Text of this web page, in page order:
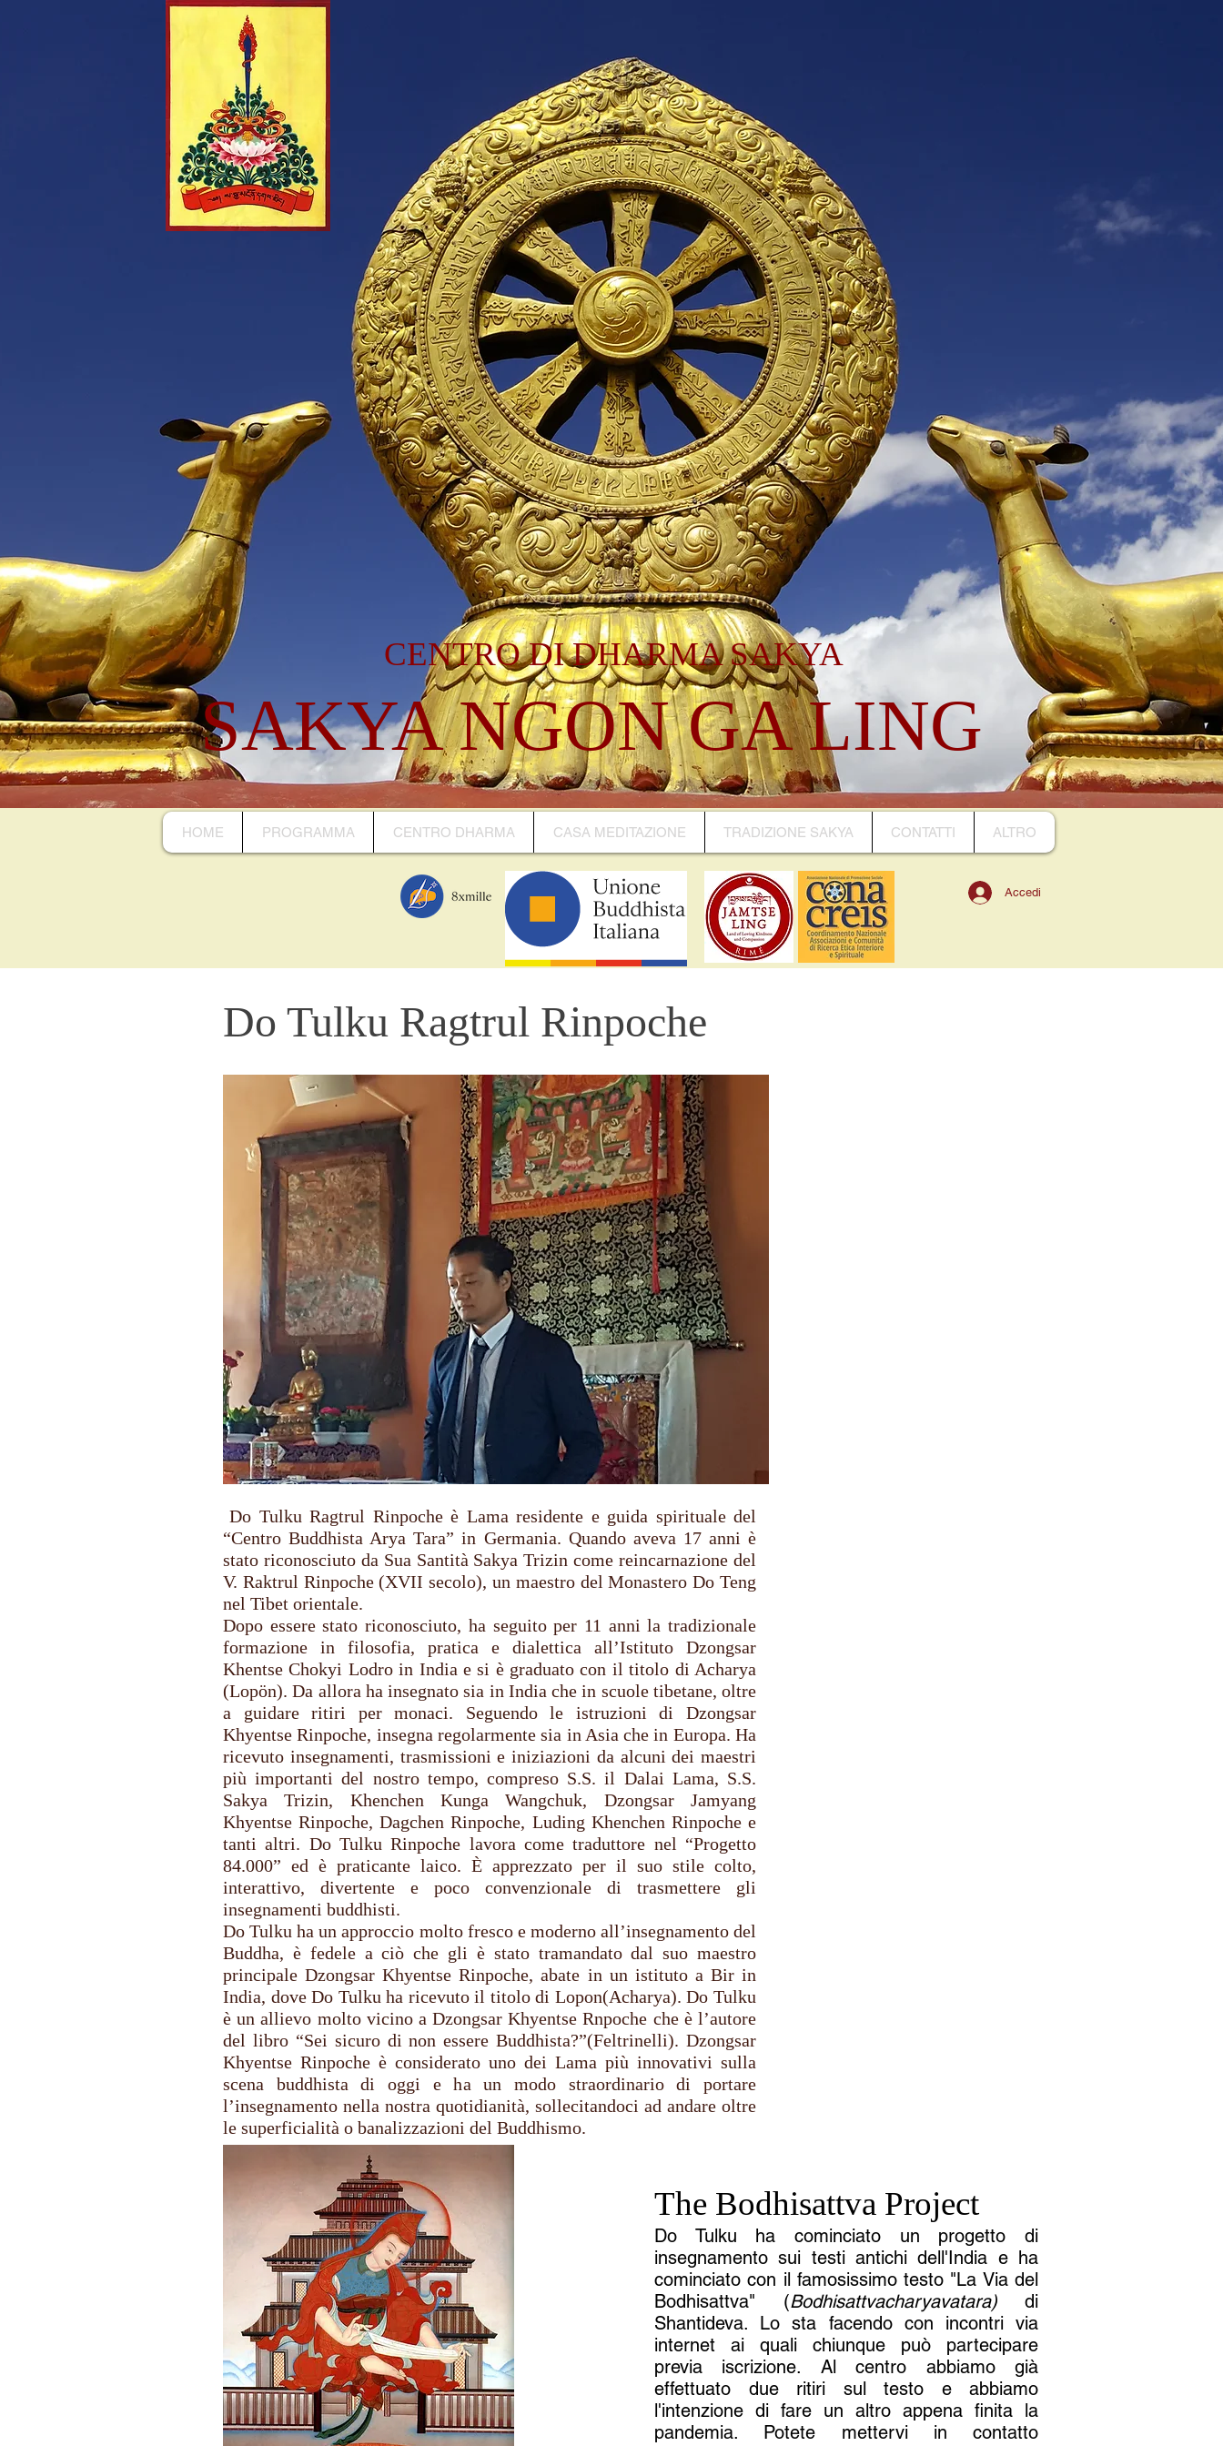
CENTRO DI DHARMA SAKYA
SAKYA NGON GA LING
HOME PROGRAMMA CENTRO DHARMA CASA MEDITAZIONE TRADIZIONE SAKYA CONTATTI ALTRO
Accedi
Do Tulku Ragtrul Rinpoche
Do Tulku Ragtrul Rinpoche è Lama residente e guida spirituale del
“Centro Buddhista Arya Tara” in Germania. Quando aveva 17 anni è
stato riconosciuto da Sua Santità Sakya Trizin come reincarnazione del
V. Raktrul Rinpoche (XVII secolo), un maestro del Monastero Do Teng
nel Tibet orientale.
Dopo essere stato riconosciuto, ha seguito per 11 anni la tradizionale
formazione in filosofia, pratica e dialettica all’Istituto Dzongsar
Khentse Chokyi Lodro in India e si è graduato con il titolo di Acharya
(Lopön). Da allora ha insegnato sia in India che in scuole tibetane, oltre
a guidare ritiri per monaci. Seguendo le istruzioni di Dzongsar
Khyentse Rinpoche, insegna regolarmente sia in Asia che in Europa. Ha
ricevuto insegnamenti, trasmissioni e iniziazioni da alcuni dei maestri
più importanti del nostro tempo, compreso S.S. il Dalai Lama, S.S.
Sakya Trizin, Khenchen Kunga Wangchuk, Dzongsar Jamyang
Khyentse Rinpoche, Dagchen Rinpoche, Luding Khenchen Rinpoche e
tanti altri. Do Tulku Rinpoche lavora come traduttore nel “Progetto
84.000” ed è praticante laico. È apprezzato per il suo stile colto,
interattivo, divertente e poco convenzionale di trasmettere gli
insegnamenti buddhisti.
​Do Tulku ha un approccio molto fresco e moderno all’insegnamento del
Buddha, è fedele a ciò che gli è stato tramandato dal suo maestro
principale Dzongsar Khyentse Rinpoche, abate in un istituto a Bir in
India, dove Do Tulku ha ricevuto il titolo di Lopon(Acharya). Do Tulku
è un allievo molto vicino a Dzongsar Khyentse Rnpoche che è l’autore
del libro “Sei sicuro di non essere Buddhista?”(Feltrinelli). Dzongsar
Khyentse Rinpoche è considerato uno dei Lama più innovativi sulla
scena buddhista di oggi e ha un modo straordinario di portare
l’insegnamento nella nostra quotidianità, sollecitandoci ad andare oltre
le superficialità o banalizzazioni del Buddhismo.
The Bodhisattva Project
Do Tulku ha cominciato un progetto di
insegnamento sui testi antichi dell'India e ha
cominciato con il famosissimo testo "La Via del
Bodhisattva" (Bodhisattvacharyavatara)di
Shantideva. Lo sta facendo con incontri via
internet ai quali chiunque può partecipare
previa iscrizione. Al centro abbiamo già
effettuato due ritiri sul testo e abbiamo
l'intenzione di fare un altro appena finita la
pandemia. Potete mettervi in contatto